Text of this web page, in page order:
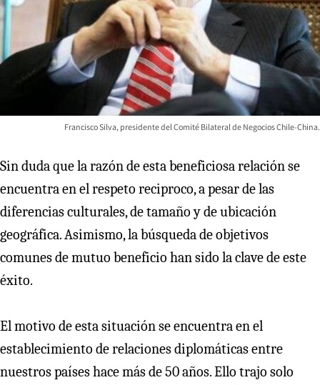
Francisco Silva, presidente del Comité Bilateral de Negocios Chile-China.
Sin duda que la razón de esta beneficiosa relación se
encuentra en el respeto reciproco, a pesar de las
diferencias culturales, de tamaño y de ubicación
geográfica. Asimismo, la búsqueda de objetivos
comunes de mutuo beneficio han sido la clave de este
éxito.
El motivo de esta situación se encuentra en el
establecimiento de relaciones diplomáticas entre
nuestros países hace más de 50 años. Ello trajo solo